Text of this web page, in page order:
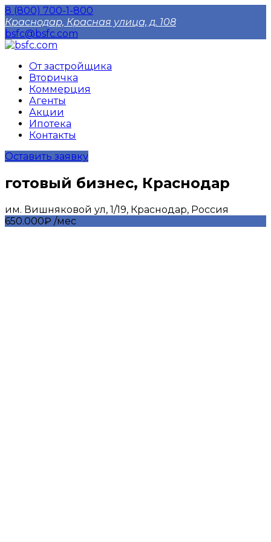
8 (800) 700-1-800
Краснодар, Красная улица, д. 108
bsfc@bsfc.com
От застройщика
Вторичка
Коммерция
Агенты
Акции
Ипотека
Контакты
Оставить заявку
готовый бизнес, Краснодар
им. Вишняковой ул, 1/19, Краснодар, Россия
650.000₽ /мес